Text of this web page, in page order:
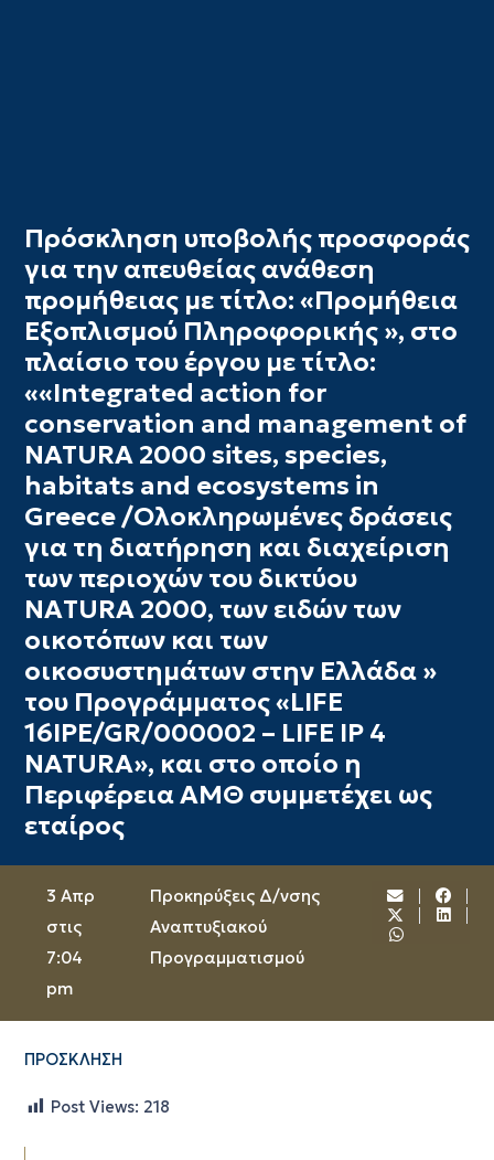
Πρόσκληση υποβολής προσφοράς
για την απευθείας ανάθεση
προμήθειας με τίτλο: «Προμήθεια
Εξοπλισμού Πληροφορικής », στο
πλαίσιο του έργου με τίτλο:
««Integrated action for
conservation and management of
NATURA 2000 sites, species,
habitats and ecosystems in
Greece /Ολοκληρωμένες δράσεις
για τη διατήρηση και διαχείριση
των περιοχών του δικτύου
ΝΑTURA 2000, των ειδών των
οικοτόπων και των
οικοσυστημάτων στην Ελλάδα »
του Προγράμματος «LIFE
16IPE/GR/000002 – LIFE IP 4
NATURA», και στο οποίο η
Περιφέρεια ΑΜΘ συμμετέχει ως
εταίρος
3 Απρ
στις
7:04
pm
Προκηρύξεις Δ/νσης
Αναπτυξιακού
Προγραμματισμού
ΠΡΟΣΚΛΗΣΗ
Post Views: 218